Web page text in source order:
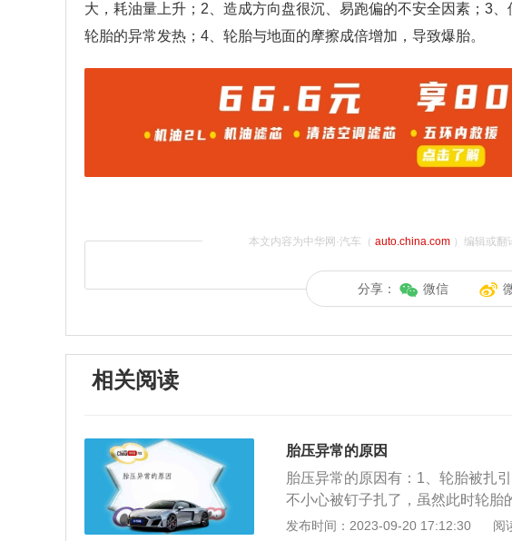
大，耗油量上升；2、造成方向盘很沉、易跑偏的不安全因素；3
轮胎的异常发热；4、轮胎与地面的摩擦成倍增加，导致爆胎。
本文内容为中华网·汽车（ auto.china.com）编辑或翻
分享： 微信
相关阅读
胎压异常的原因
胎压异常的原因有：1、轮胎被扎
不小心被钉子扎了，虽然此时轮胎
经被打破了。解决办法：需要及时
发布时间：2023-09-20 17:12:30 阅